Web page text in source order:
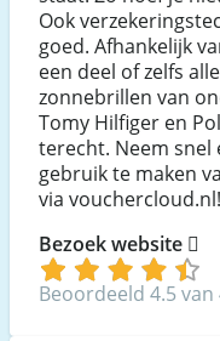
Ook
goed. Afhankelijk
een deel of zelfs
zonnebrillen van
Tomy Hilfiger en
terecht. Neem snel
gebruik te maken
via vouchercloud.nl!
Bezoek website
Beoordeeld 4.5